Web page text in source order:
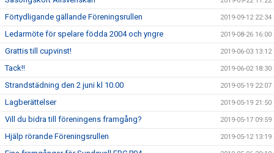
Förtydligande gällande Föreningsrullen 2019-09-12 22:34
Ledarmöte för spelare födda 2004 och yngre 2019-08-26 16:00
Grattis till cupvinst! 2019-06-03 13:12
Tack!! 2019-06-02 18:30
Strandstädning den 2 juni kl 10.00 2019-05-19 22:07
Lagberättelser 2019-05-19 21:50
Vill du bidra till föreningens framgång? 2019-05-17 09:59
Hjälp rörande Föreningsrullen 2019-05-12 13:19